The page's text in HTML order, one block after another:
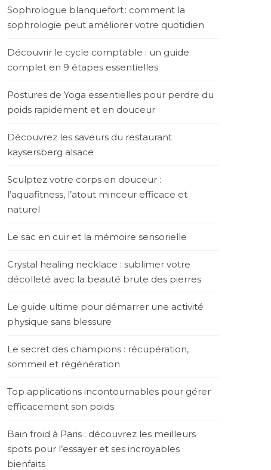
Sophrologue blanquefort : comment la
sophrologie peut améliorer votre quotidien
Découvrir le cycle comptable : un guide
complet en 9 étapes essentielles
Postures de Yoga essentielles pour perdre du
poids rapidement et en douceur
Découvrez les saveurs du restaurant
kaysersberg alsace
Sculptez votre corps en douceur :
l’aquafitness, l’atout minceur efficace et
naturel
Le sac en cuir et la mémoire sensorielle
Crystal healing necklace : sublimer votre
décolleté avec la beauté brute des pierres
Le guide ultime pour démarrer une activité
physique sans blessure
Le secret des champions : récupération,
sommeil et régénération
Top applications incontournables pour gérer
efficacement son poids
Bain froid à Paris : découvrez les meilleurs
spots pour l’essayer et ses incroyables
bienfaits